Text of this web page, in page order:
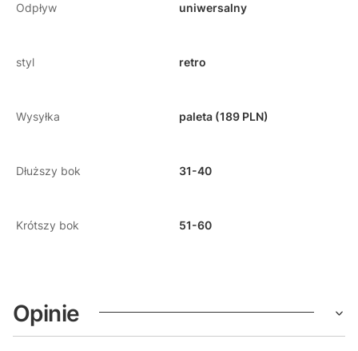
Odpływ uniwersalny
styl retro
Wysyłka paleta (189 PLN)
Dłuższy bok 31-40
Krótszy bok 51-60
Opinie